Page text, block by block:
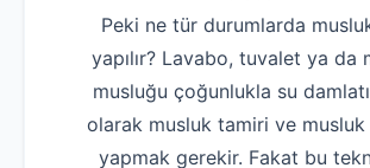
Peki ne tür durumlarda
yapılır? Lavabo, tuvalet ya da
musluğu çoğunlukla su
olarak musluk tamiri ve
yapmak gerekir. Fakat bu